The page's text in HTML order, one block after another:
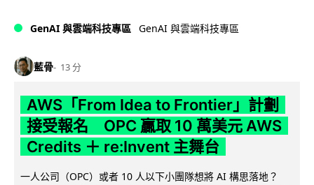
GenAI 與雲端科技專區 GenAI 與雲端科技專區
藍骨 13 分
AWS「From Idea to Frontier」計劃
接受報名 OPC 贏取 10 萬美元 AWS
Credits ＋ re:Invent 主舞台
一人公司（OPC）或者 10 人以下小團隊想將 AI 構思落地？